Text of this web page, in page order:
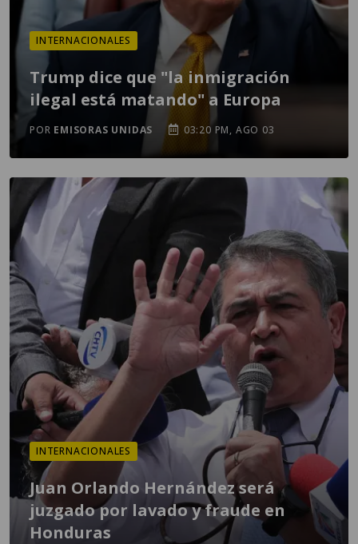
INTERNACIONALES
Trump dice que "la inmigración
ilegal está matando" a Europa
POR EMISORAS UNIDAS 03:20 PM, AGO 03
INTERNACIONALES
Juan Orlando Hernández será
juzgado por lavado y fraude en
Honduras